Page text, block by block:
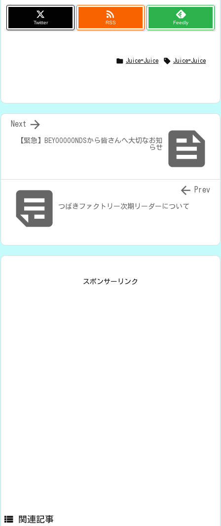
Twitter

RSS Feedly
 Juice=Juice  Juice=Juice

【緊急】BEYOOOOONDSから皆さんへ大切なお知
らせ

Next
つばきファクトリー次期リーダーについて
 Prev
スポンサーリンク
 関連記事